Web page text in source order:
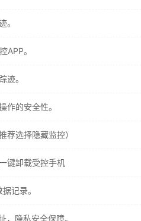
。
APP。
迹。
作的安全性。
荐选择隐藏监控）
键卸载受控手机
记录。
隐私安全保障。